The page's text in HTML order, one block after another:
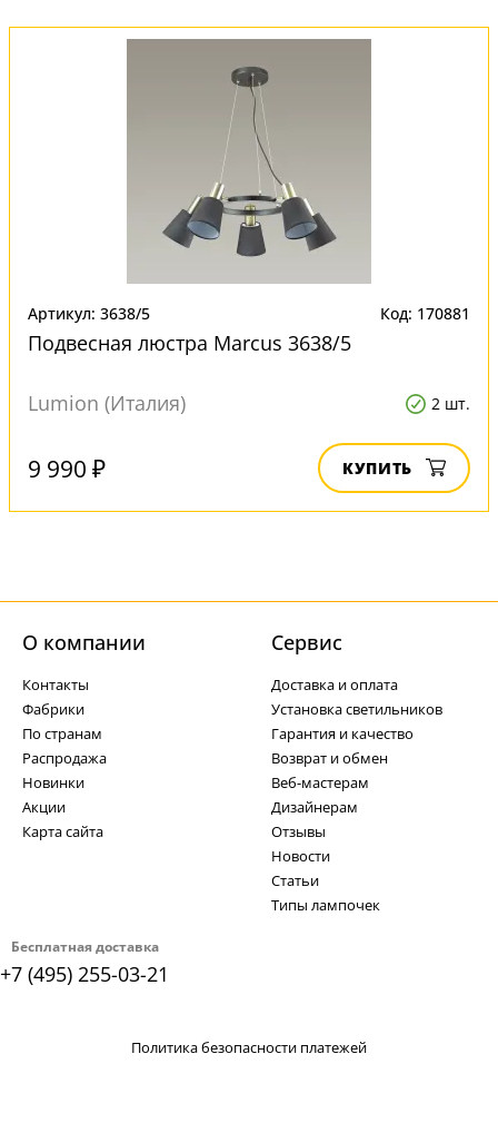
Артикул: 3638/5 Код: 170881
Подвесная люстра Marcus 3638/5
Lumion (Италия) 2 шт.
9 990 ₽ КУПИТЬ
Бесплатная доставка
+7 (495) 255-03-21
О компании
Контакты
Фабрики
По странам
Распродажа
Новинки
Акции
Карта сайта
Cервис
Доставка и оплата
Установка светильников
Гарантия и качество
Возврат и обмен
Веб-мастерам
Дизайнерам
Отзывы
Новости
Статьи
Типы лампочек
Политика безопасности платежей